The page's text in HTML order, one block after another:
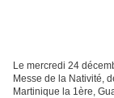
Le mercredi 24
Messe de la Nativité,
Martinique la 1ère,